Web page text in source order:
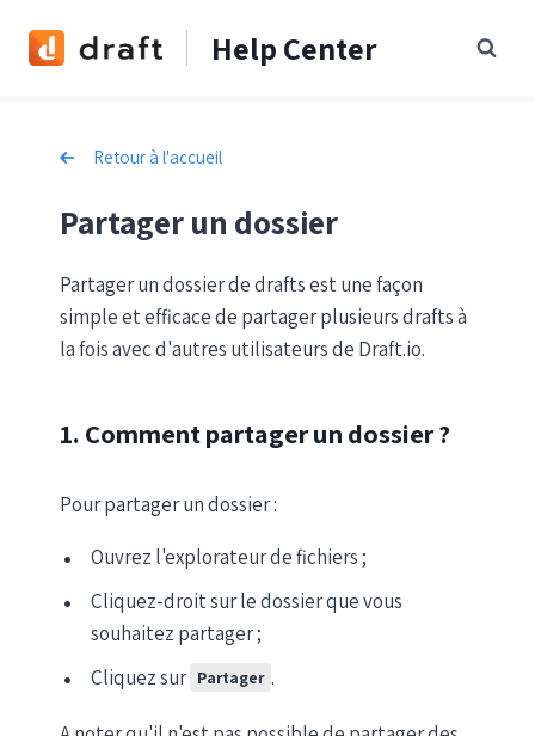
Help Center
Retour à l'accueil
Partager un dossier
Partager un dossier de drafts est une façon
simple et efficace de partager plusieurs drafts à
la fois avec d'autres utilisateurs de Draft.io.
1. Comment partager un dossier ?
Pour partager un dossier :
Ouvrez l'explorateur de fichiers ;
Cliquez-droit sur le dossier que vous
souhaitez partager ;
Cliquez sur Partager .